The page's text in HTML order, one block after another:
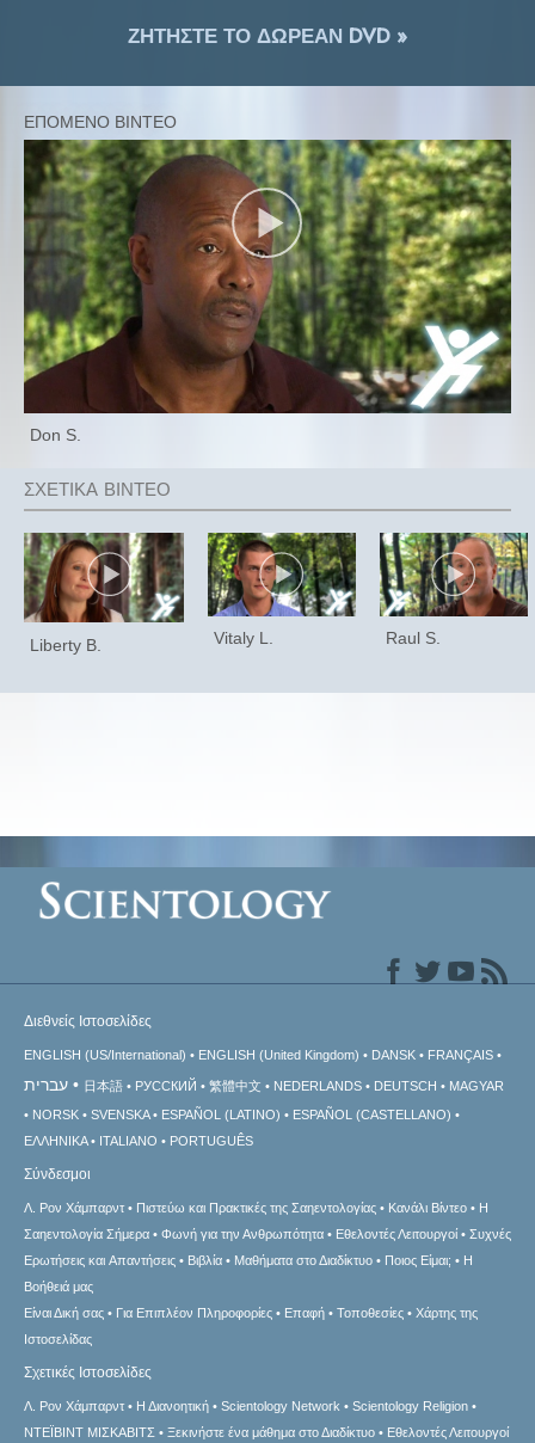
ΖΗΤΗΣΤΕ ΤΟ ΔΩΡΕΑΝ DVD »
Don S.
Liberty B. Vitaly L. Raul S.
Διεθνείς Ιστοσελίδες
ENGLISH (US/International) ENGLISH (United Kingdom) DANSK FRANÇAIS
עברית 日本語 РУССКИЙ 繁體中文 NEDERLANDS DEUTSCH
MAGYAR
NORSK
SVENSKA ESPAÑOL (LATINO)
ESPAÑOL (CASTELLANO)
ΕΛΛΗΝΙΚA
ITALIANO PORTUGUÊS
Σύνδεσμοι
Λ. Ρον Χάμπαρντ Πιστεύω και Πρακτικές της Σαηεντολογίας Κανάλι Βίντεο
Η
Σαηεντολογία Σήμερα
Φωνή για την Ανθρωπότητα Εθελοντές Λειτουργοί
Συχνές
Ερωτήσεις και Απαντήσεις
Βιβλία Μαθήματα στο Διαδίκτυο Ποιος Είμαι;
Η
Βοήθειά μας
Είναι Δική σας
Για Επιπλέον Πληροφορίες Επαφή Τοποθεσίες
Χάρτης της
Ιστοσελίδας
Σχετικές Ιστοσελίδες
Λ. Ρον Χάμπαρντ Η Διανοητική Scientology Network
Scientology Religion
ΝΤΕΪΒΙΝΤ ΜΙΣΚAΒΙΤΣ
Ξεκινήστε ένα μάθημα στο Διαδίκτυο Εθελοντές Λειτουργοί